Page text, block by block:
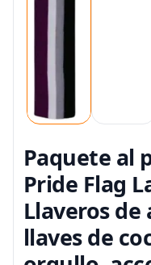
Paquete al
Pride Flag
Llaveros de
llaves de